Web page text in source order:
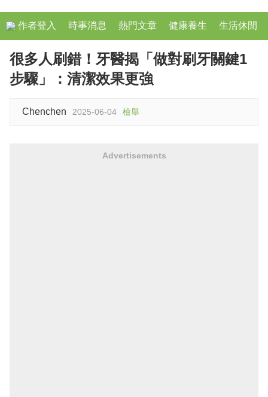
作者登入 時事消息 熱門文章 健康養生 生活休閒
很多人刷錯！牙醫揭「做對刷牙關鍵1
步驟」：清潔效果更強
Chenchen 2025-06-04 檢舉
Advertisements